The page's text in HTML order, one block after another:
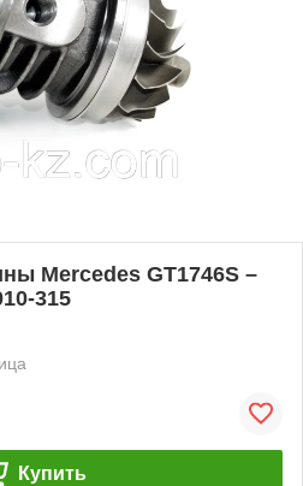
Mercedes GT1746S –
315
Купить